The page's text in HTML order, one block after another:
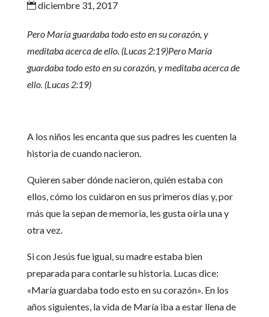
diciembre 31, 2017
Pero María guardaba todo esto en su corazón, y
meditaba acerca de ello. (Lucas 2:19)Pero María
guardaba todo esto en su corazón, y meditaba acerca de
ello. (Lucas 2:19)
A los niños les encanta que sus padres les cuenten la
historia de cuando nacieron.
Quieren saber dónde nacieron, quién estaba con
ellos, cómo los cuidaron en sus primeros días y, por
más que la sepan de memoria, les gusta oírla una y
otra vez.
Si con Jesús fue igual, su madre estaba bien
preparada para contarle su historia. Lucas dice:
«María guardaba todo esto en su corazón». En los
años siguientes, la vida de María iba a estar llena de